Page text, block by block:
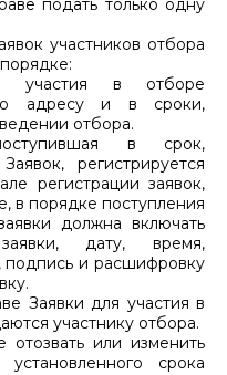
подать только одну
участников отбора
участия в отборе
адресу и в сроки,
отбора.
в срок,
регистрируется
регистрации заявок,
в порядке поступления
должна включать
дату, время,
подпись и расшифровку
Заявки для участия в
участнику отбора.
отозвать или изменить
срока